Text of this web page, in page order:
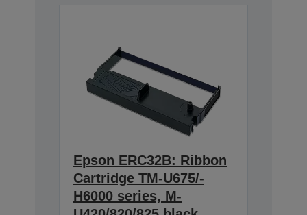
Epson ERC32B: Ribbon
Cartridge TM-U675/-
H6000 series, M-